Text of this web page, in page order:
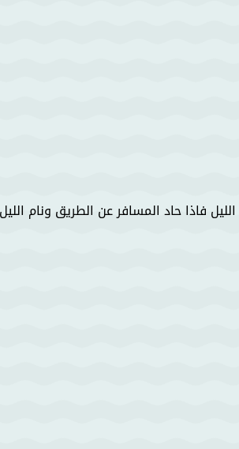
فاذا حاد المسافر عن الطريق ونام